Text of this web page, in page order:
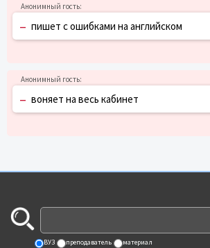
– пишет с ошибками на английском
– воняет на весь кабинет
ВУЗ преподаватель материал